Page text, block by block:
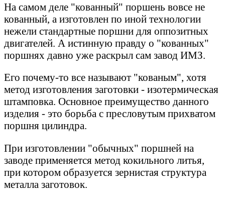
На самом деле "кованный" поршень вовсе не
кованный, а изготовлен по иной технологии
нежели стандартные поршни для оппозитных
двигателей. А истинную правду о "кованных"
поршнях давно уже раскрыл сам завод ИМЗ.
Его почему-то все называют "кованым", хотя
метод изготовления заготовки - изотермическая
штамповка. Основное преимущество данного
изделия - это борьба с пресловутым прихватом
поршня цилиндра.
При изготовлении "обычных" поршней на
заводе применяется метод кокильного литья,
при котором образуется зернистая структура
металла заготовок.